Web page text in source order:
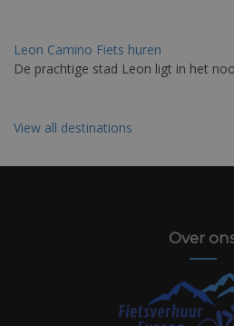
Leon Camino Fiets huren
De prachtige stad Leon ligt in het
View all destinations
Over